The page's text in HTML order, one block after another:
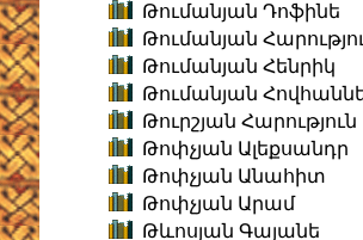
Թումանյան Դոֆինե
Թումանյան
Թումանյան Հենրիկ
Թումանյան
Թուրշյան Հարություն
Թոփչյան Ալեքսանդր
Թոփչյան Անահիտ
Թոփչյան Արամ
Թևոսյան Գայանե